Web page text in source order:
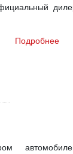
Подробнее